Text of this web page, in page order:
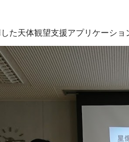
た天体観望支援アプリケーシ